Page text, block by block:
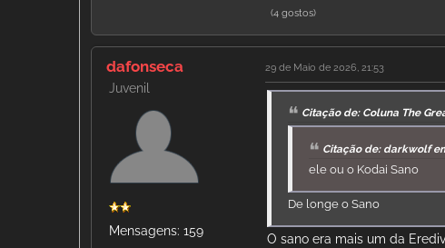
(4 gostos)
dafonseca
Juvenil
Mensagens: 159
29 de Maio de 2026, 21:53
Citação de: Coluna The
Citação de: darkwolf
ele ou o Kodai Sano
De longe o Sano
O sano era mais um da